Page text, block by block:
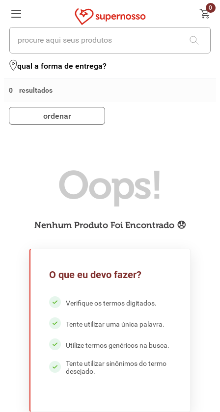
0
procure aqui seus produtos
qual a forma de entrega?
0
ordenar
Oops!
O que eu devo fazer?
Verifique os termos digitados.
Tente utilizar uma única palavra.
Utilize termos genéricos na busca.
Tente utilizar sinônimos do termo
desejado.
termos mais buscados
cafe
detergente